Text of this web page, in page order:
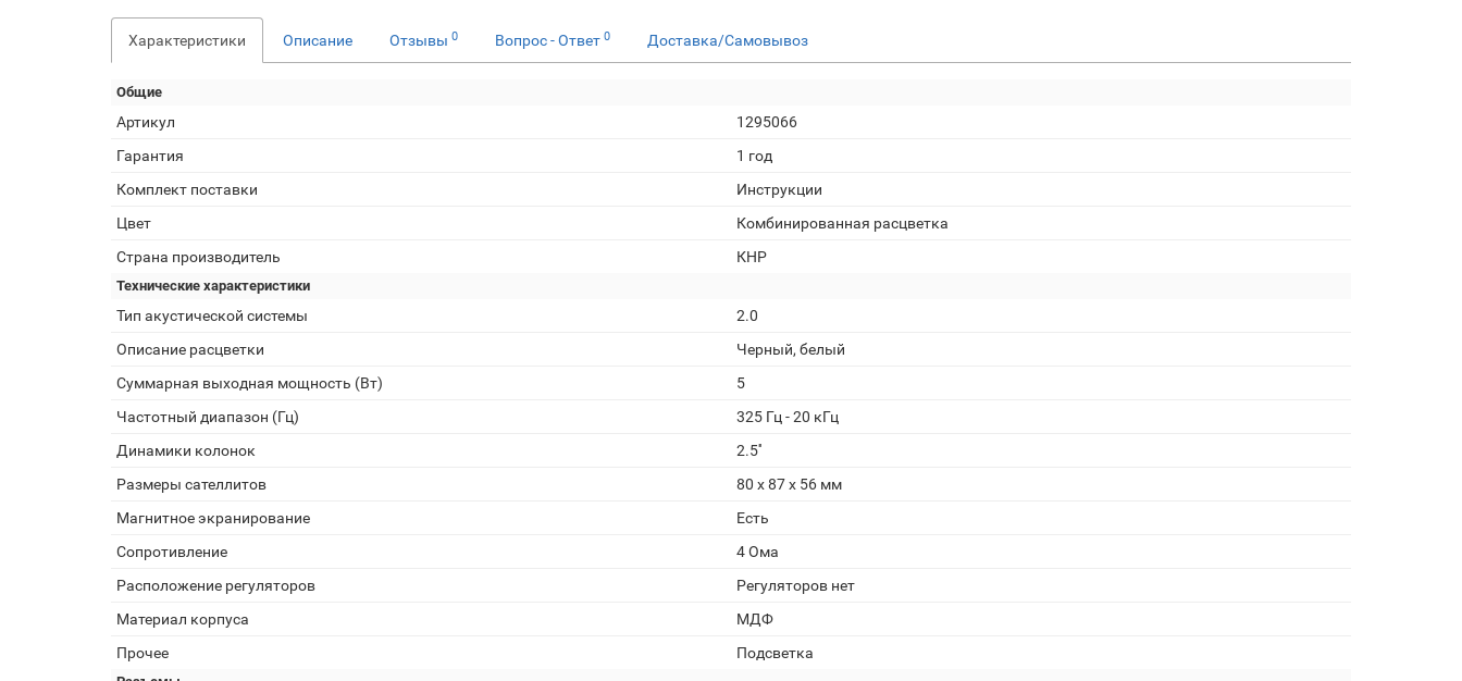
Характеристики Описание Отзывы 0 Вопрос - Ответ 0 Доставка/Самовывоз
Общие
Артикул
1295066
Гарантия
1 год
Комплект поставки
Инструкции
Цвет
Комбинированная расцветка
Страна производитель
КНР
Технические характеристики
Тип акустической системы
2.0
Описание расцветки
Черный, белый
Суммарная выходная мощность (Вт)
5
Частотный диапазон (Гц)
325 Гц - 20 кГц
Динамики колонок
2.5''
Размеры сателлитов
80 x 87 x 56 мм
Магнитное экранирование
Есть
Сопротивление
4 Ома
Расположение регуляторов
Регуляторов нет
Материал корпуса
МДФ
Прочее
Подсветка